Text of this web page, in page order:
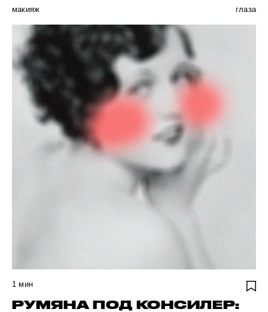
макияж глаза
1 мин
РУМЯНА ПОД КОНСИЛЕР: